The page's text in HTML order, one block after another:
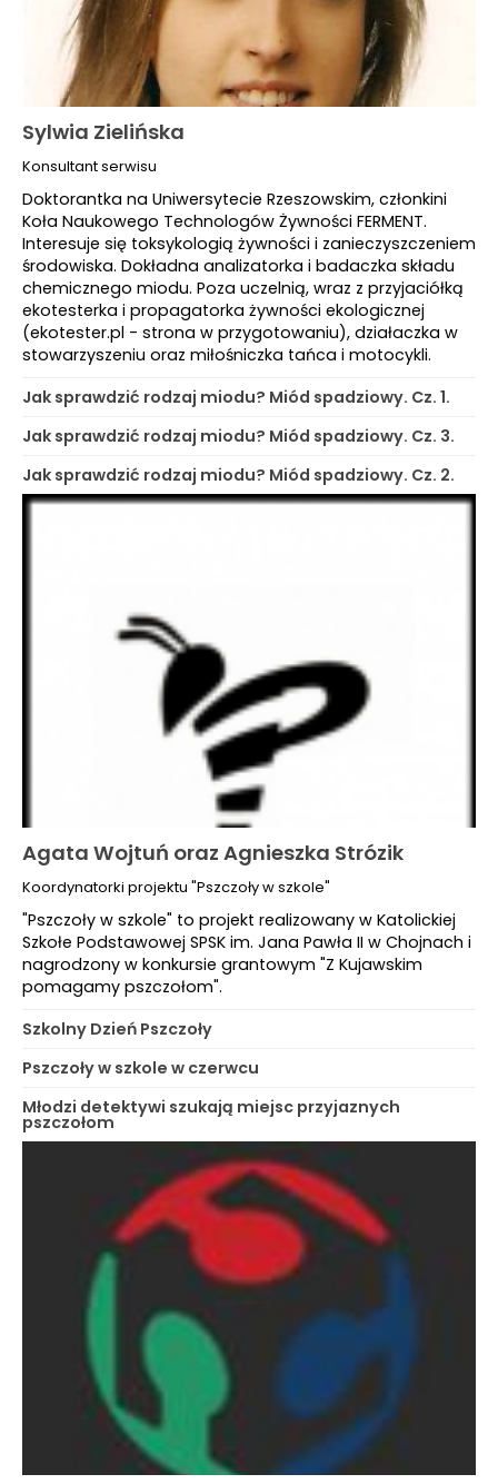
Sylwia Zielińska
Konsultant serwisu
Doktorantka na Uniwersytecie Rzeszowskim, członkini
Koła Naukowego Technologów Żywności FERMENT.
Interesuje się toksykologią żywności i zanieczyszczeniem
środowiska. Dokładna analizatorka i badaczka składu
chemicznego miodu. Poza uczelnią, wraz z przyjaciółką
ekotesterka i propagatorka żywności ekologicznej
(ekotester.pl - strona w przygotowaniu), działaczka w
stowarzyszeniu oraz miłośniczka tańca i motocykli.
Jak sprawdzić rodzaj miodu? Miód spadziowy. Cz. 1.
Jak sprawdzić rodzaj miodu? Miód spadziowy. Cz. 3.
Jak sprawdzić rodzaj miodu? Miód spadziowy. Cz. 2.
Agata Wojtuń oraz Agnieszka Strózik
Koordynatorki projektu "Pszczoły w szkole"
"Pszczoły w szkole" to projekt realizowany w Katolickiej
Szkołe Podstawowej SPSK im. Jana Pawła II w Chojnach i
nagrodzony w konkursie grantowym "Z Kujawskim
pomagamy pszczołom".
Szkolny Dzień Pszczoły
Pszczoły w szkole w czerwcu
Młodzi detektywi szukają miejsc przyjaznych
pszczołom